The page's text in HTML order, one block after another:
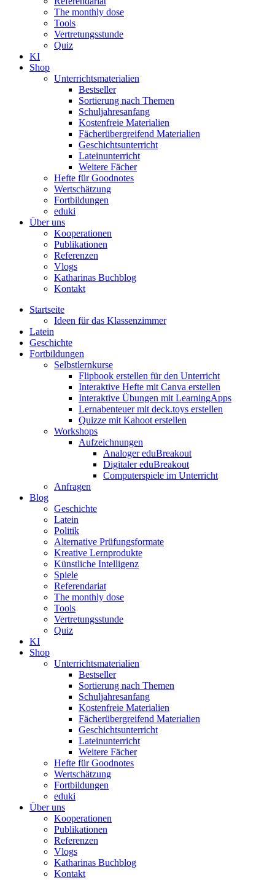
The monthly dose
Tools
Vertretungsstunde
Quiz
KI
Shop
Unterrichtsmaterialien
Bestseller
Sortierung nach Themen
Schuljahresanfang
Kostenfreie Materialien
Fächerübergreifend Materialien
Geschichtsunterricht
Lateinunterricht
Weitere Fächer
Hefte für Goodnotes
Wertschätzung
Fortbildungen
eduki
Über uns
Kooperationen
Publikationen
Referenzen
Vlogs
Katharinas Buchblog
Kontakt
Startseite
Ideen für das Klassenzimmer
Latein
Geschichte
Fortbildungen
Selbstlernkurse
Flipbook erstellen für den Unterricht
Interaktive Hefte mit Canva erstellen
Interaktive Übungen mit LearningApps
Lernabenteuer mit deck.toys erstellen
Quizze mit Kahoot erstellen
Workshops
Aufzeichnungen
Analoger eduBreakout
Digitaler eduBreakout
Computerspiele im Unterricht
Anfragen
Blog
Geschichte
Latein
Politik
Alternative Prüfungsformate
Kreative Lernprodukte
Künstliche Intelligenz
Spiele
Referendariat
The monthly dose
Tools
Vertretungsstunde
Quiz
KI
Shop
Unterrichtsmaterialien
Bestseller
Sortierung nach Themen
Schuljahresanfang
Kostenfreie Materialien
Fächerübergreifend Materialien
Geschichtsunterricht
Lateinunterricht
Weitere Fächer
Hefte für Goodnotes
Wertschätzung
Fortbildungen
eduki
Über uns
Kooperationen
Publikationen
Referenzen
Vlogs
Katharinas Buchblog
Kontakt